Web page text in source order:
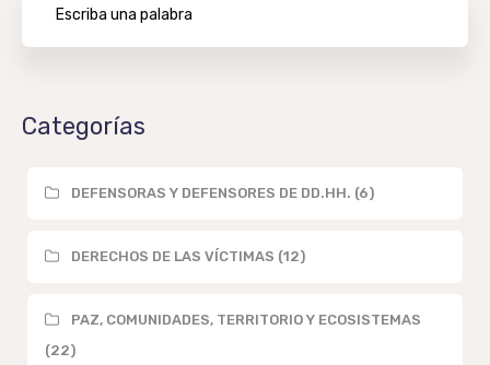
Categorías
DEFENSORAS Y DEFENSORES DE DD.HH. (6)
DERECHOS DE LAS VÍCTIMAS (12)
PAZ, COMUNIDADES, TERRITORIO Y ECOSISTEMAS
(22)